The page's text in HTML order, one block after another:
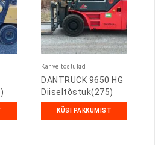
Kahveltõstukid
DANTRUCK 9650 HG
Diiseltõstuk(275)
KÜSI PAKKUMIST